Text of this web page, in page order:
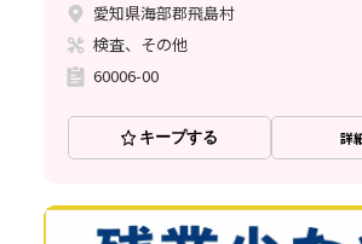
愛知県海部郡飛島村
検査、その他
60006-00
キープする 詳